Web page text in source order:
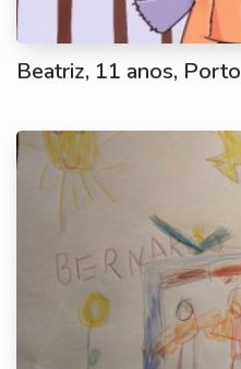
Beatriz, 11 anos, Porto